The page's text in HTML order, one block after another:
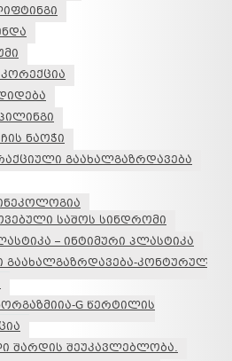
ნაოჭი
გაახალგაზრდავება
საშოს სინდრომი
– ინტიმური პლასტიკა
გაახალგაზრდავება-კონტურული
G წერტილის
შარდის შეუკავლებლობა.